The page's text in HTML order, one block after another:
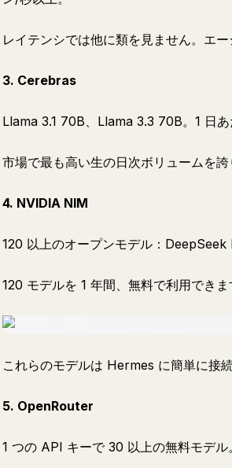
ププログラム
レイテンシでは他に類を見ません。エ
3. Cerebras
Llama 3.1 70B、Llama 3.3 70B。1 日
市場で最も高い生の日次ボリュームを
4. NVIDIA NIM
120 以上のオープンモデル：
120 モデルを 1 年間、無料で利用できま
これらのモデルは Hermes に簡単に接
5. OpenRouter
1 つの API キーで 30 以上の無料モデ